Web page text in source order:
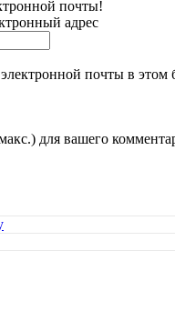
почты!
адрес
почты в
для вашего